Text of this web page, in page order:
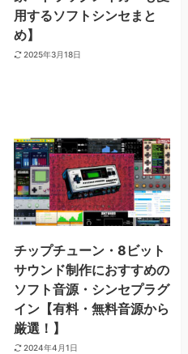
用するソフトシンセまと
め】
2025年3月18日
チップチューン・8ビット
サウンド制作におすすめの
ソフト音源・シンセプラグ
イン【有料・無料音源から
厳選！】
2024年4月1日